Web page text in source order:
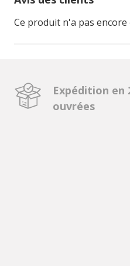
Ce produit n'a pas encore
Expédition en
ouvrées